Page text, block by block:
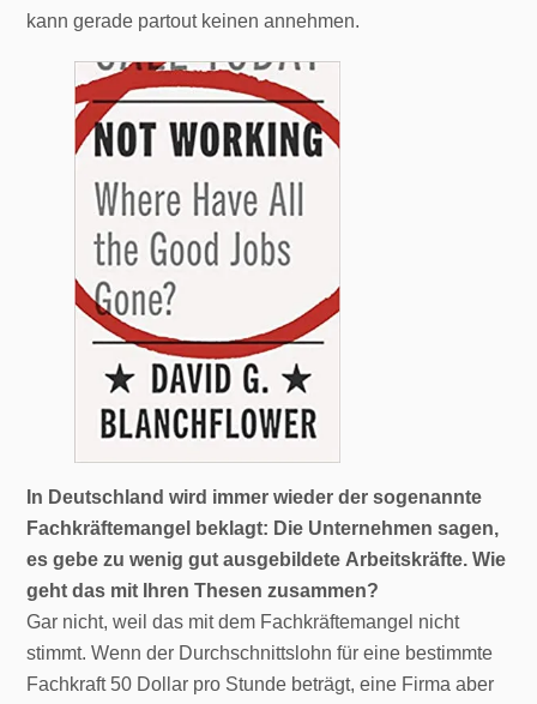
kann gerade partout keinen annehmen.
In Deutschland wird immer wieder der sogenannte
Fachkräftemangel beklagt: Die Unternehmen sagen,
es gebe zu wenig gut ausgebildete Arbeitskräfte. Wie
geht das mit Ihren Thesen zusammen?
Gar nicht, weil das mit dem Fachkräftemangel nicht
stimmt. Wenn der Durchschnittslohn für eine bestimmte
Fachkraft 50 Dollar pro Stunde beträgt, eine Firma aber